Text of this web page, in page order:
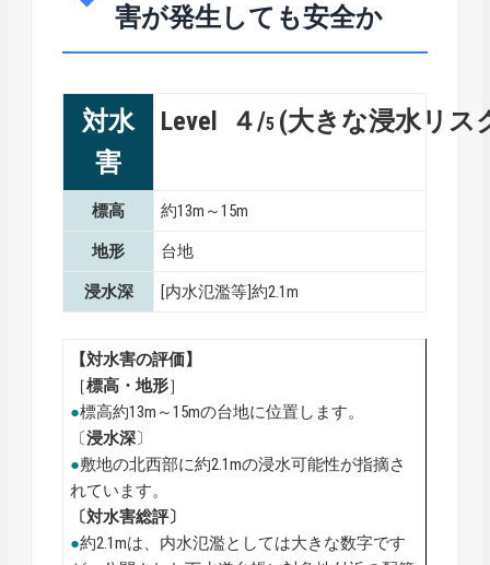
害が発生しても安全か
対水
害
Level ４/5 (大きな浸水リス
標高 約13m～15m
地形 台地
浸水深 [内水氾濫等]約2.1m
【対水害の評価】
［標高・地形］
●標高約13m～15mの台地に位置します。
〔浸水深〕
●敷地の北西部に約2.1mの浸水可能性が指摘さ
れています。
〔対水害総評〕
●約2.1mは、内水氾濫としては大きな数字です